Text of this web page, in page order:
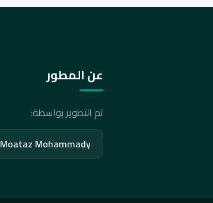
عن المطور
تم التطوير بواسطة:
Moataz Mohammady